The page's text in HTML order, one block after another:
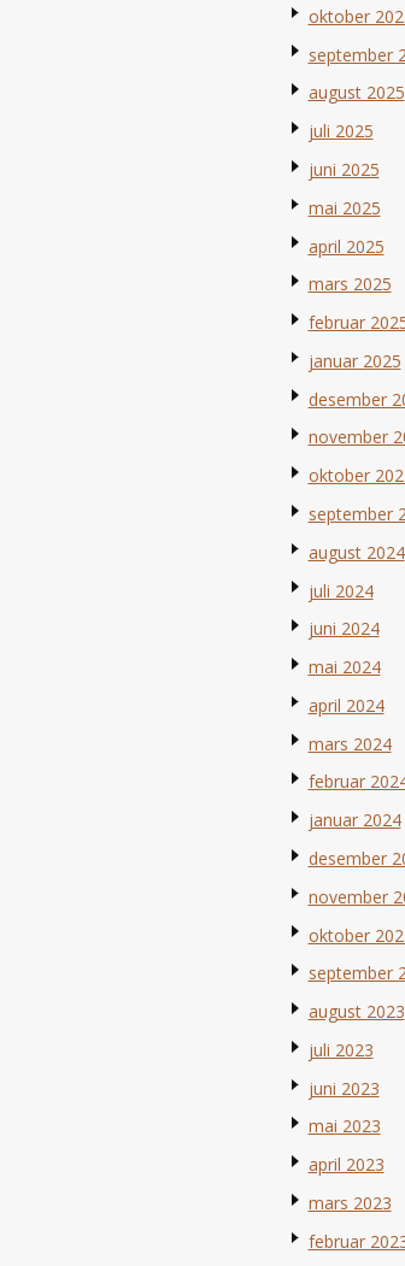
oktober
september
august 2025
juli 2025
juni 2025
mai 2025
april 2025
mars 2025
februar
januar 2025
desember
november
oktober
september
august 2024
juli 2024
juni 2024
mai 2024
april 2024
mars 2024
februar
januar 2024
desember
november
oktober
september
august 2023
juli 2023
juni 2023
mai 2023
april 2023
mars 2023
februar